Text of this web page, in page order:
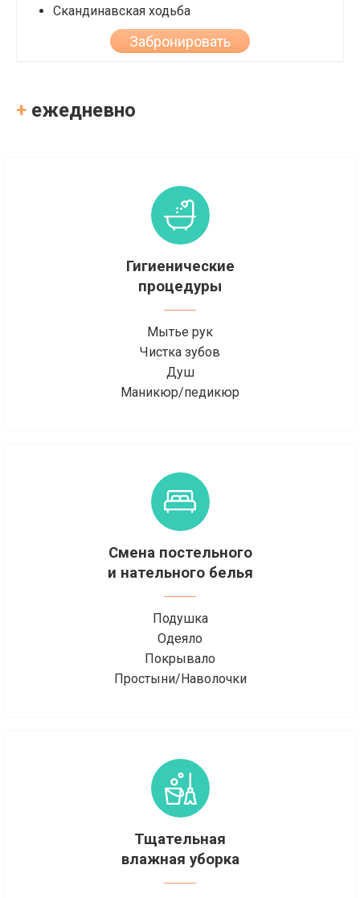
Скандинавская ходьба
Забронировать
+ ежедневно
Гигиенические
процедуры
Мытье рук
Чистка зубов
Душ
Маникюр/педикюр
Смена постельного
и нательного белья
Подушка
Одеяло
Покрывало
Простыни/Наволочки
Тщательная
влажная уборка